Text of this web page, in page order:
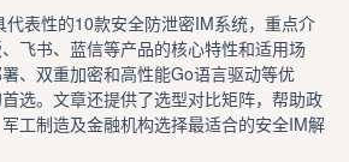
表性的10款安全防泄密IM系统，重点介
飞书、蓝信等产品的核心特性和适用场
、双重加密和高性能Go语言驱动等优
选。文章还提供了选型对比矩阵，帮助政
工制造及金融机构选择最适合的安全IM解